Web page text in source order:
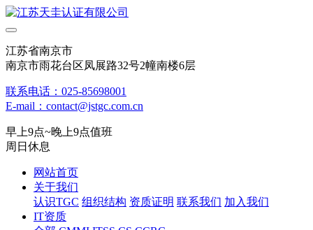
江苏省南京市
南京市雨花台区凤展路32号2幢南楼6层
联系电话：025-85698001
E-mail：contact@jstgc.com.cn
早上9点~晚上9点值班
周日休息
网站首页
关于我们
认识TGC 组织结构 资质证明 联系我们 加入我们
IT资质